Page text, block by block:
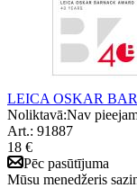
LEICA OSKAR
Noliktavā:Nav
Art.: 91887
18 €
Pēc pasūtījuma
Mūsu menedžeris